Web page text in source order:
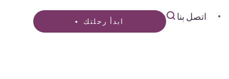
اتصل بنا ابدأ رحلتك